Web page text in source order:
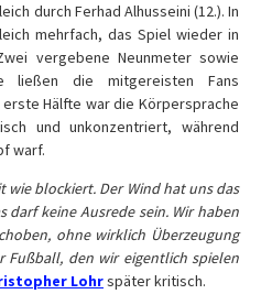
durch Ferhad Alhusseini (12.). In
mehrfach, das Spiel wieder in
vergebene Neunmeter sowie
ließen die mitgereisten Fans
Hälfte war die Körpersprache
und unkonzentriert, während
warf.
wie blockiert. Der Wind hat uns das
darf keine Ausrede sein. Wir haben
ohne wirklich Überzeugung
Fußball, den wir eigentlich spielen
Lohrspäter kritisch.